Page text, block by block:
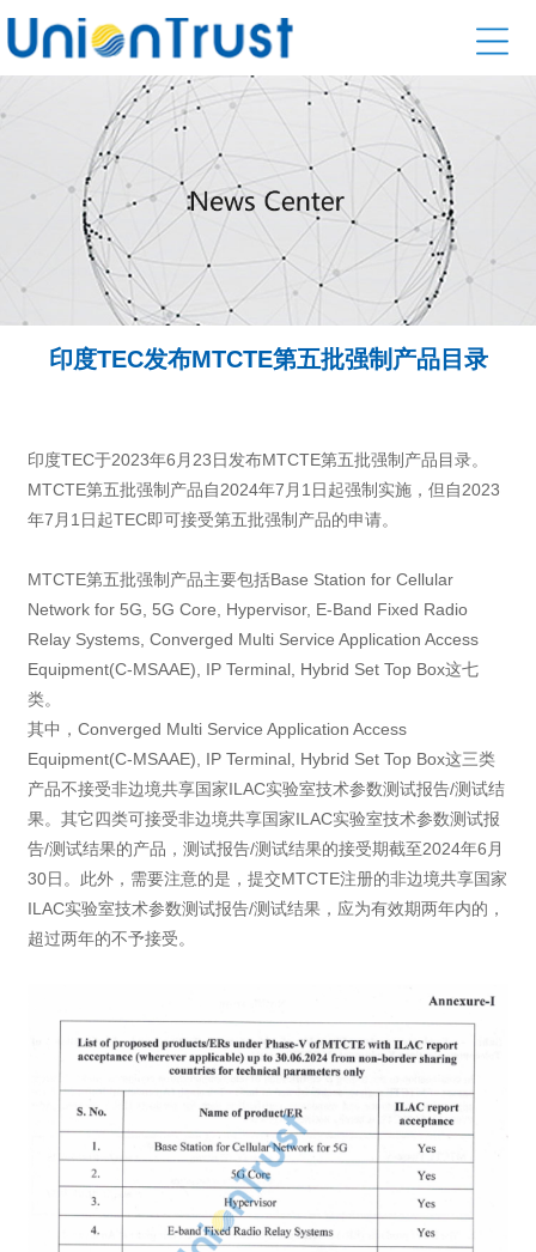
印度TEC发布MTCTE第五批强制产品目录
印度TEC于2023年6月23日发布MTCTE第五批强制产品目录。
MTCTE第五批强制产品自2024年7月1日起强制实施，但自2023
年7月1日起TEC即可接受第五批强制产品的申请。
MTCTE第五批强制产品主要包括Base Station for Cellular
Network for 5G, 5G Core, Hypervisor, E-Band Fixed Radio
Relay Systems, Converged Multi Service Application Access
Equipment(C-MSAAE), IP Terminal, Hybrid Set Top Box这七
类。
其中，Converged Multi Service Application Access
Equipment(C-MSAAE), IP Terminal, Hybrid Set Top Box这三类
产品不接受非边境共享国家ILAC实验室技术参数测试报告/测试结
果。其它四类可接受非边境共享国家ILAC实验室技术参数测试报
告/测试结果的产品，测试报告/测试结果的接受期截至2024年6月
30日。此外，需要注意的是，提交MTCTE注册的非边境共享国家
ILAC实验室技术参数测试报告/测试结果，应为有效期两年内的，
超过两年的不予接受。